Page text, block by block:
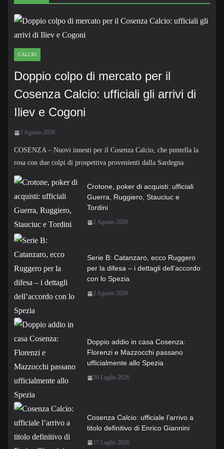
CALCIO
Doppio colpo di mercato per il
Cosenza Calcio: ufficiali gli arrivi di
Iliev e Cogoni
2 Agosto 2026
COSENZA – Nuovi innesti per il Cosenza Calcio, che puntella la
rosa con due colpi di prospettiva provenienti dalla Sardegna.
Crotone, poker di acquisti: ufficiali
Guerra, Ruggiero, Stauciuc e
Tordini
2 Agosto 2026
Serie B: Catanzaro, ecco Ruggero
per la difesa – i dettagli dell’accordo
con lo Spezia
2 Agosto 2026
Doppio addio in casa Cosenza:
Florenzi e Mazzocchi passano
ufficialmente allo Spezia
20 Luglio 2026
Cosenza Calcio: ufficiale l’arrivo a
titolo definitivo di Enrico Giannini
17 Luglio 2026